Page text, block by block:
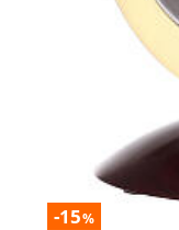
-15%